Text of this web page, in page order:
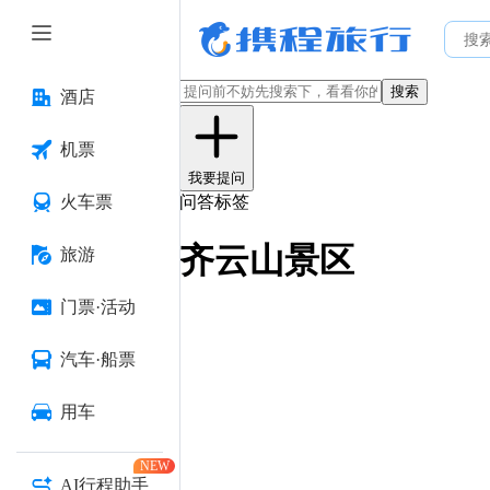
酒店
机票
火车票
旅游
门票·活动
汽车·船票
用车
AI行程助手
NEW
搜索
我要提问
问答标签
齐云山景区